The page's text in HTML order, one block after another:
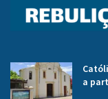
a